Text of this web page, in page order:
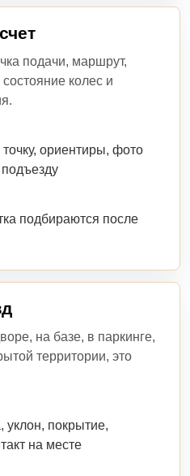
подачи, маршрут,
колес и
ориентиры, фото
подбираются после
на базе, в паркинге,
территории, это
уклон, покрытие,
на месте